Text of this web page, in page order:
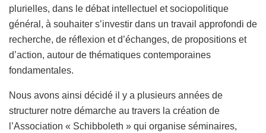
plurielles, dans le débat intellectuel et sociopolitique
général, à souhaiter s’investir dans un travail approfondi de
recherche, de réflexion et d’échanges, de propositions et
d’action, autour de thématiques contemporaines
fondamentales.
Nous avons ainsi décidé il y a plusieurs années de
structurer notre démarche au travers la création de
l’Association « Schibboleth » qui organise séminaires,